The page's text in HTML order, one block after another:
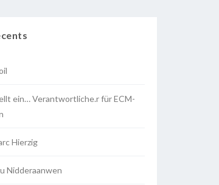
ein… Verantwortliche.r für ECM-
Hierzig
Nidderaanwen